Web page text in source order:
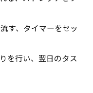
す、タイマーをセッ
を行い、翌日のタス